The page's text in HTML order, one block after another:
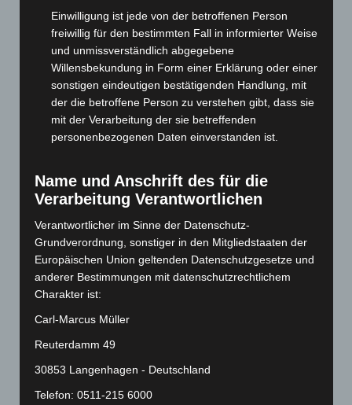
Juni 2025(103)
Mai 2025(112)
April 2025
(88)
März 2025(111)
Februar 2025(96)
Januar 2025(88)
November 2024 (94)
Oktober 2024(93)
September 2024(112)
August 2024(107)
Juli 2024(89)
Juni 2024(107)
Mai 2024(149)
April 2024(102)
März 2024(103)
Februar 2024(103)
Einwilligung ist jede von der betroffenen Person
freiwillig für den bestimmten Fall in informierter Weise
und unmissverständlich abgegebene
Willensbekundung in Form einer Erklärung oder einer
sonstigen eindeutigen bestätigenden Handlung, mit
der die betroffene Person zu verstehen gibt, dass sie
mit der Verarbeitung der sie betreffenden
personenbezogenen Daten einverstanden ist.
Name und Anschrift des für die
Verarbeitung Verantwortlichen
Verantwortlicher im Sinne der Datenschutz-
Grundverordnung, sonstiger in den Mitgliedstaaten der
Europäischen Union geltenden Datenschutzgesetze und
anderer Bestimmungen mit datenschutzrechtlichem
Charakter ist:
Carl-Marcus Müller
Reuterdamm 49
30853 Langenhagen - Deutschland
Telefon: 0511-215 6000